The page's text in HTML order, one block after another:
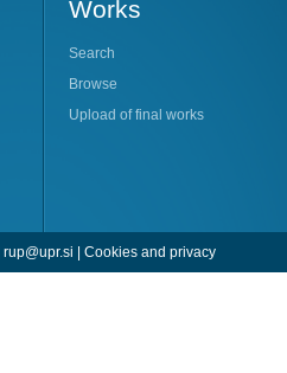
Works
Search
Browse
Upload of final works
rup@upr.si | Cookies and privacy